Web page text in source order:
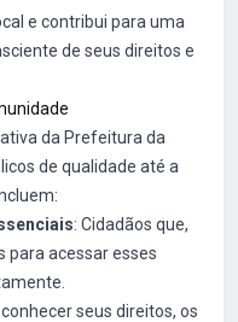
e contribui para uma
de seus direitos e
da Prefeitura da
de qualidade até a
: Cidadãos que,
para acessar esses
conhecer seus direitos, os